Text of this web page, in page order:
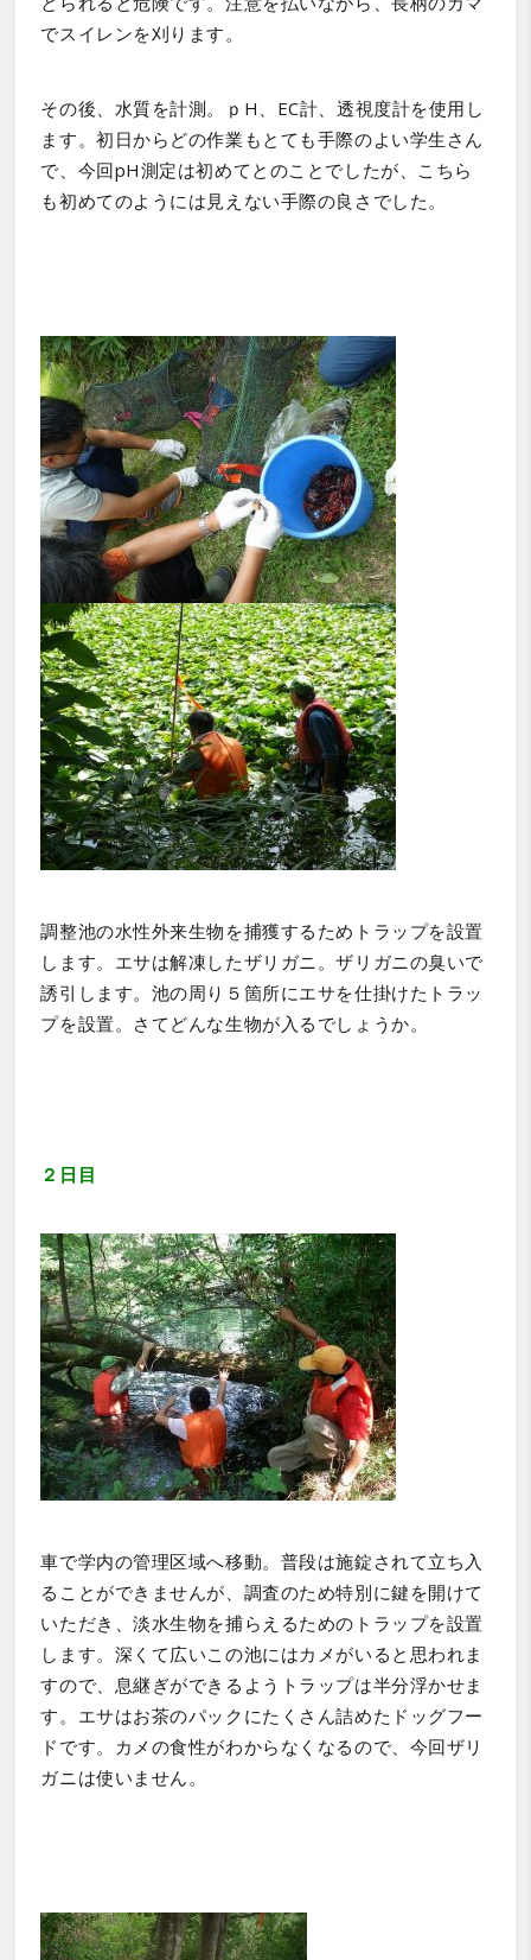
でスイレンを刈ります。
その後、水質を計測。ｐH、EC計、透視度計を使用し
ます。初日からどの作業もとても手際のよい学生さん
で、今回pH測定は初めてとのことでしたが、こちら
も初めてのようには見えない手際の良さでした。
調整池の水性外来生物を捕獲するためトラップを設置
します。エサは解凍したザリガニ。ザリガニの臭いで
誘引します。池の周り５箇所にエサを仕掛けたトラッ
プを設置。さてどんな生物が入るでしょうか。
２日目
車で学内の管理区域へ移動。普段は施錠されて立ち入
ることができませんが、調査のため特別に鍵を開けて
いただき、淡水生物を捕らえるためのトラップを設置
します。深くて広いこの池にはカメがいると思われま
すので、息継ぎができるようトラップは半分浮かせま
す。エサはお茶のパックにたくさん詰めたドッグフー
ドです。カメの食性がわからなくなるので、今回ザリ
ガニは使いません。